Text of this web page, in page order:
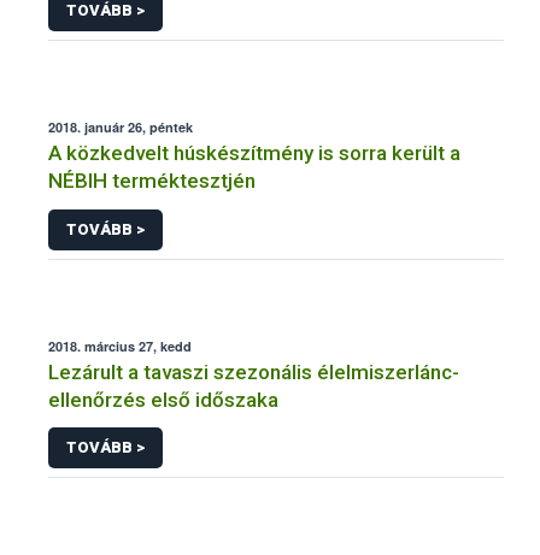
TOVÁBB >
2018. január 26, péntek
A közkedvelt húskészítmény is sorra került a
NÉBIH terméktesztjén
TOVÁBB >
2018. március 27, kedd
Lezárult a tavaszi szezonális élelmiszerlánc-
ellenőrzés első időszaka
TOVÁBB >